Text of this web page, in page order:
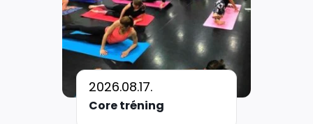
2026.08.17.
Core tréning